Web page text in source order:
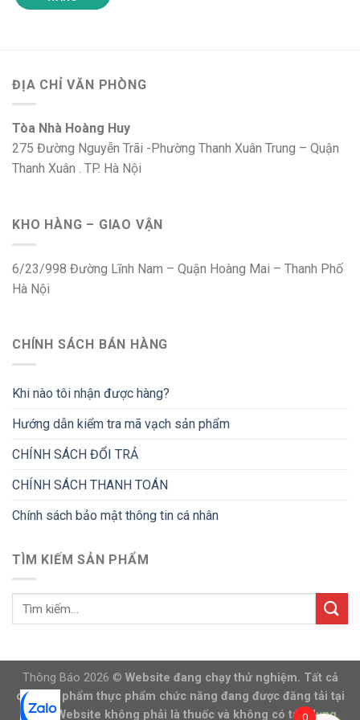
ĐỊA CHỈ VĂN PHÒNG
Tòa Nhà Hoàng Huy
275 Đường Nguyễn Trãi -Phường Thanh Xuân Trung – Quận
Thanh Xuân . TP. Hà Nội
KHO HÀNG – GIAO VẬN
6/23/998 Đường Lĩnh Nam – Quận Hoàng Mai – Thanh Phố
Hà Nội
CHÍNH SÁCH BÁN HÀNG
Khi nào tôi nhận được hàng?
Hướng dẫn kiểm tra mã vạch sản phẩm
CHÍNH SÁCH ĐỔI TRẢ
CHÍNH SÁCH THANH TOÁN
Chính sách bảo mật thông tin cá nhân
TÌM KIẾM SẢN PHẨM
Thông Báo 2026 © Website đang chạy thử nghiệm. Tất cả
các sản phẩm thực phẩm chức năng đang được đăng tải tại
trang Website không phải là thuốc và không có tác dụng
0